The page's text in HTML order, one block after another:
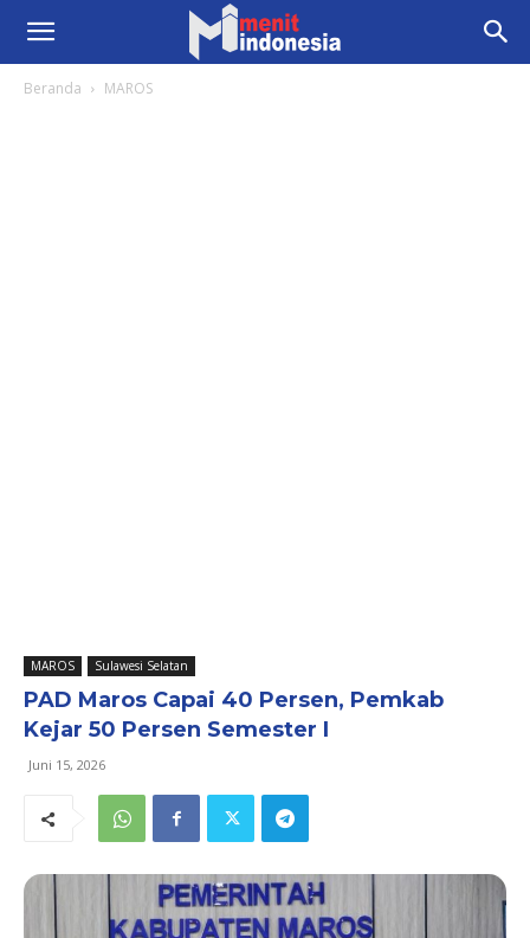
Beranda MAROS
MAROS Sulawesi Selatan
PAD Maros Capai 40 Persen, Pemkab
Kejar 50 Persen Semester I
Juni 15, 2026